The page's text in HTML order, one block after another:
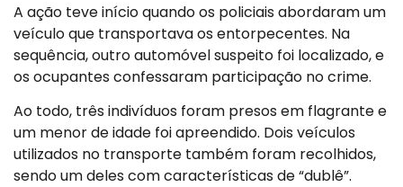
A ação teve início quando os policiais abordaram um
veículo que transportava os entorpecentes. Na
sequência, outro automóvel suspeito foi localizado, e
os ocupantes confessaram participação no crime.
Ao todo, três indivíduos foram presos em flagrante e
um menor de idade foi apreendido. Dois veículos
utilizados no transporte também foram recolhidos,
sendo um deles com características de “dublê”.